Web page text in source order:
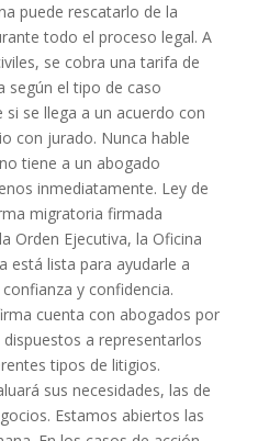
puede rescatarlo de la
todo el proceso legal. A
se cobra una tarifa de
según el tipo de caso
si se llega a un acuerdo con
con jurado. Nunca hable
tiene a un abogado
inmediatamente. Ley de
migratoria firmada
Orden Ejecutiva, la Oficina
está lista para ayudarle a
y confidencia.
cuenta con abogados por
a representarlos
tipos de litigios.
sus necesidades, las de
Estamos abiertos las